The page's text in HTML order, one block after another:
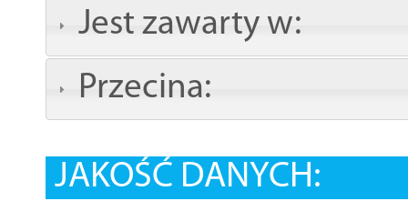
Jest zawarty w:
Przecina:
JAKOŚĆ DANYCH: